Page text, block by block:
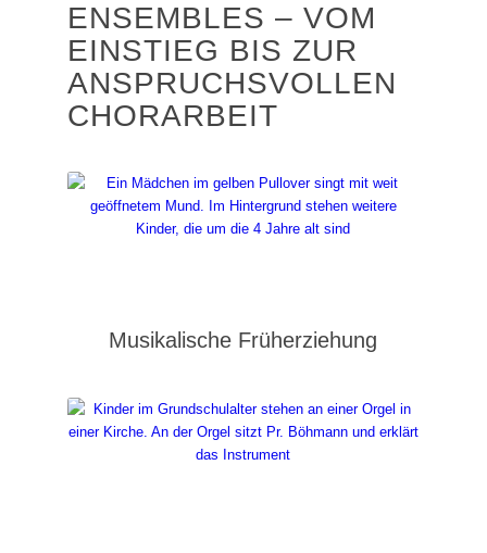
ENSEMBLES – VOM
EINSTIEG BIS ZUR
ANSPRUCHSVOLLEN
CHORARBEIT
Musikalische Früherziehung